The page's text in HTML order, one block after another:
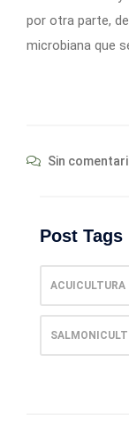
por otra parte,
microbiana que
Sin
Post Tags
ACUICULTURA